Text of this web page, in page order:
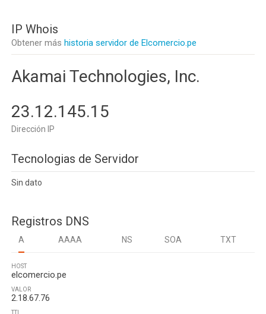
IP Whois
Obtener más historia servidor de Elcomercio.pe
Akamai Technologies, Inc.
23.12.145.15
Dirección IP
Tecnologias de Servidor
Sin dato
Registros DNS
A AAAA NS SOA TXT
HOST
elcomercio.pe
VALOR
2.18.67.76
TTL